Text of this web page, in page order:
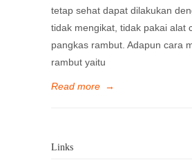
tetap sehat dapat dilakukan
tidak mengikat, tidak pakai alat
pangkas rambut. Adapun cara
rambut yaitu
Read more →
Links